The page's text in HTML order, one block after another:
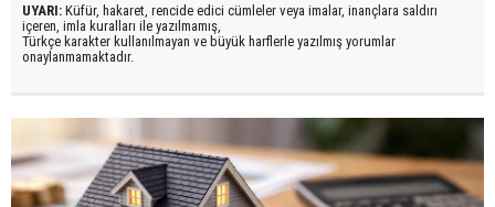
UYARI: Küfür, hakaret, rencide edici cümleler veya imalar, inançlara saldırı
içeren, imla kuralları ile yazılmamış,
Türkçe karakter kullanılmayan ve büyük harflerle yazılmış yorumlar
onaylanmamaktadır.